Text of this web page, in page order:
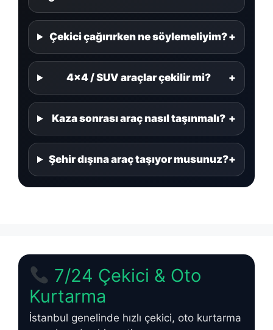
Çekici çağırırken ne söylemeliyim?+
4×4 / SUV araçlar çekilir mi? +
Kaza sonrası araç nasıl taşınmalı? +
Şehir dışına araç taşıyor musunuz?+
7/24 Çekici & Oto
Kurtarma
İstanbul genelinde hızlı çekici, oto kurtarma